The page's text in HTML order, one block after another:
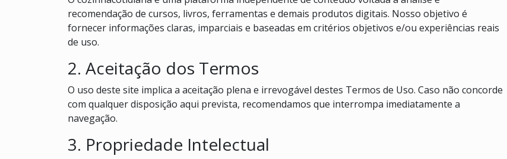
recomendação de cursos, livros, ferramentas e demais produtos digitais. Nosso objetivo é
fornecer informações claras, imparciais e baseadas em critérios objetivos e/ou experiências reais
de uso.
2. Aceitação dos Termos
O uso deste site implica a aceitação plena e irrevogável destes Termos de Uso. Caso não concorde
com qualquer disposição aqui prevista, recomendamos que interrompa imediatamente a
navegação.
3. Propriedade Intelectual